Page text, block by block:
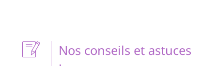
Nos conseils et astuces